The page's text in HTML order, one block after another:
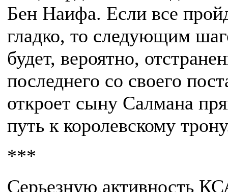
Бен Наифа. Если все
гладко, то следующим
будет, вероятно,
последнего со своего
откроет сыну Салмана
путь к королевскому
***
Серьезную активность